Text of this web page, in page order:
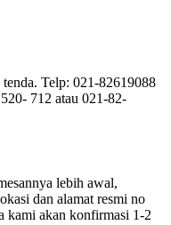
Telp: 021-82619088
712 atau 021-82-
lebih awal,
dan alamat resmi no
kami akan konfirmasi 1-2